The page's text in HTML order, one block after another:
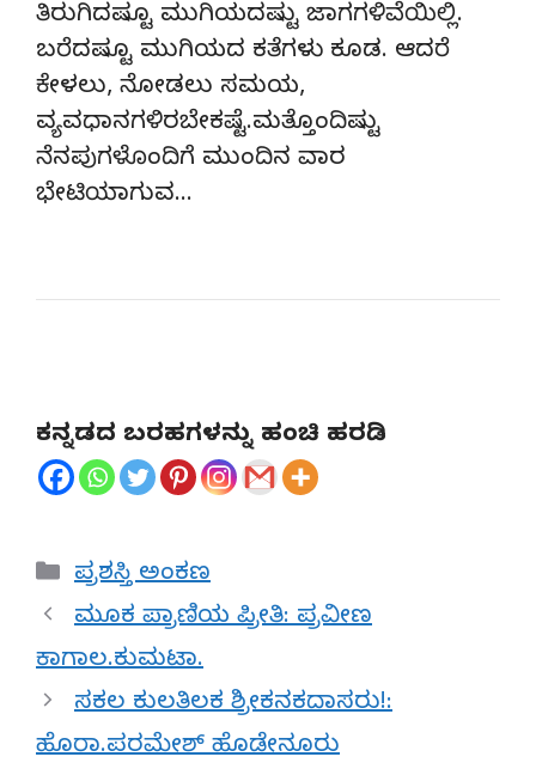
ತಿರುಗಿದಷ್ಟೂ ಮುಗಿಯದಷ್ಟು ಜಾಗಗಳಿವೆಯಿಲ್ಲಿ.
ಬರೆದಷ್ಟೂ ಮುಗಿಯದ ಕತೆಗಳು ಕೂಡ. ಆದರೆ
ಕೇಳಲು, ನೋಡಲು ಸಮಯ,
ವ್ಯವಧಾನಗಳಿರಬೇಕಷ್ಟೆ.ಮತ್ತೊಂದಿಷ್ಟು
ನೆನಪುಗಳೊಂದಿಗೆ ಮುಂದಿನ ವಾರ
ಭೇಟಿಯಾಗುವ…
ಕನ್ನಡದ ಬರಹಗಳನ್ನು ಹಂಚಿ ಹರಡಿ
Categories
ಪ್ರಶಸ್ತಿ ಅಂಕಣ
ಮೂಕ ಪ್ರಾಣಿಯ ಪ್ರೀತಿ: ಪ್ರವೀಣ
ಕಾಗಾಲ.ಕುಮಟಾ.
ಸಕಲ ಕುಲತಿಲಕ ಶ್ರೀಕನಕದಾಸರು!:
ಹೊರಾ.ಪರಮೇಶ್ ಹೊಡೇನೂರು